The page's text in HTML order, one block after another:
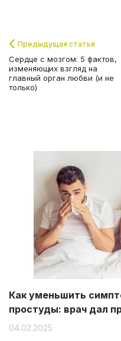
Как уменьшить
простуды: врач дал
04.02.2025
Предыдущая статья
Сердце с мозгом: 5 фактов,
изменяющих взгляд на
главный орган любви (и не
только)